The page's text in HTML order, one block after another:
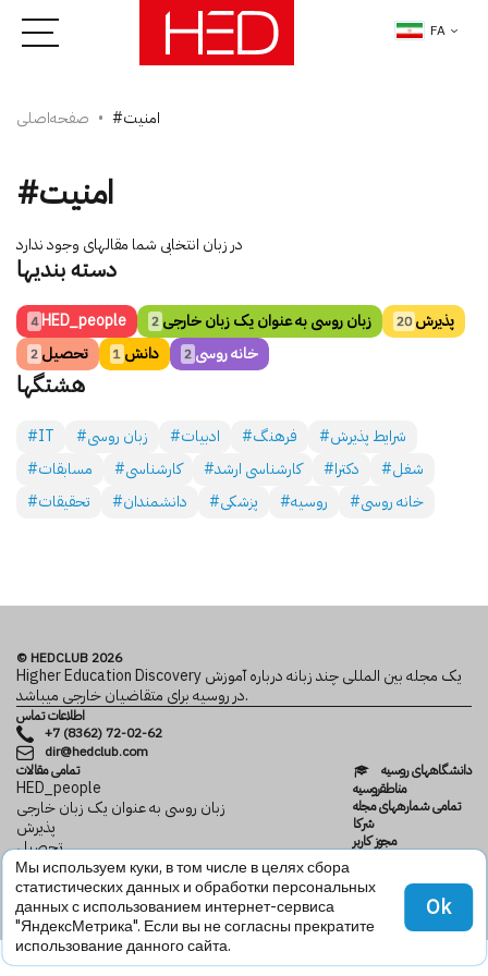
FA
صفحه‌اصلی #امنیت
#امنیت
در زبان انتخابی شما مقاله­ای وجود ندارد
دسته بندی­ها
HED_people
4 زبان روسی به عنوان یک زبان خارجی 2 پذیرش 20
تحصیل 2 دانش 1 خانه روسی 2
هشتگ­ها
#IT #زبان روسی #ادبیات #فرهنگ
#شرایط پذیرش
#مسابقات
#کارشناسی #کارشناسی ارشد #دکترا
#شغل
#تحقیقات
#دانشمندان #پزشکی #روسیه #خانه روسی
© HEDCLUB 2026
Higher Education Discovery یک مجله بین المللی چند زبانه درباره آموزش
در روسیه برای متقاضیان خارجی می­باشد.
اطلاعات تماس
+7 (8362) 72-02-62
dir@hedclub.com
تمامی مقالات
HED_people
زبان روسی به عنوان یک زبان خارجی
پذیرش
تحصیل
دانش
خانه روسی
دانشگاه­های روسیه
مناطقروسیه
تمامی شماره­های مجله
شرکا
مجوز کاربر
Мы используем куки, в том числе в целях сбора
статистических данных и обработки персональных
данных с использованием интернет-сервиса
"ЯндексМетрика". Если вы не согласны прекратите
использование данного сайта.
Ok